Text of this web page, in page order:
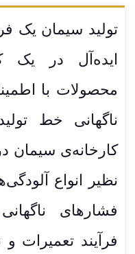
تولید سیمان یک
ایده‌آل در یک
محصولات با
ناگهانی خط
کارخانه‌ی سیمان
نظیر انواع
فشارهای
فرآیند تعمیرات